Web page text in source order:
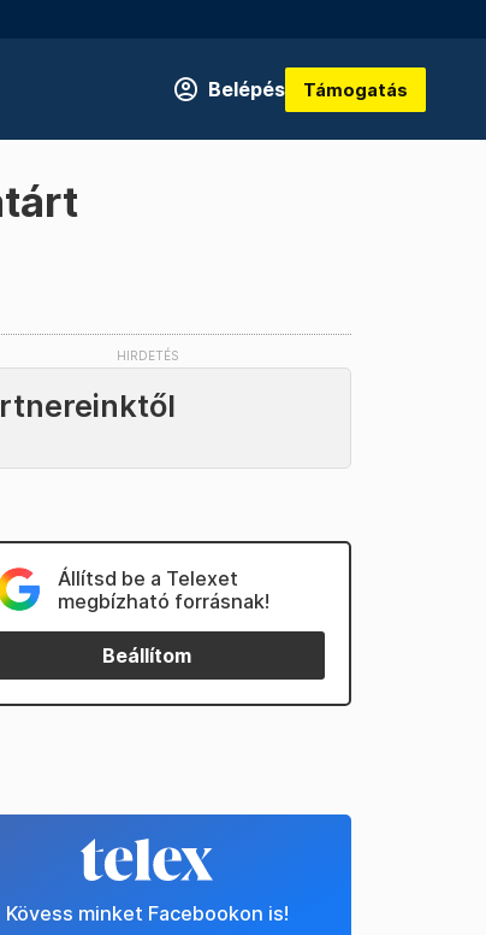
Belépés Támogatás
Állítsd be a Telexet
megbízható forrásnak!
Beállítom
Kövess minket Facebookon is!